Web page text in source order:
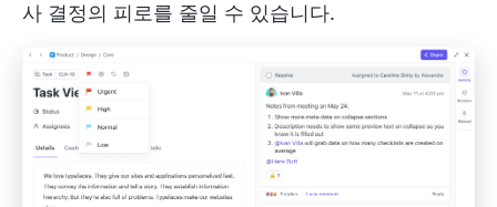
사 결정의 피로를 줄일 수 있습니다.